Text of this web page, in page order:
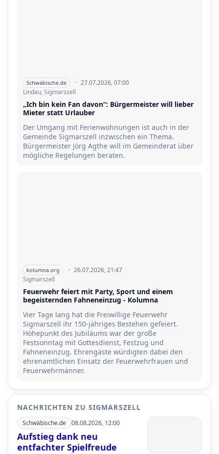
Schwäbische.de · 27.07.2026, 07:00
Lindau, Sigmarszell
„Ich bin kein Fan davon“: Bürgermeister will lieber
Mieter statt Urlauber
Der Umgang mit Ferienwohnungen ist auch in der
Gemeinde Sigmarszell inzwischen ein Thema.
Bürgermeister Jörg Agthe will im Gemeinderat über
mögliche Regelungen beraten.
kolumna.org · 26.07.2026, 21:47
Sigmarszell
Feuerwehr feiert mit Party, Sport und einem
begeisternden Fahneneinzug - Kolumna
Vier Tage lang hat die Freiwillige Feuerwehr
Sigmarszell ihr 150-jähriges Bestehen gefeiert.
Höhepunkt des Jubiläums war der große
Festsonntag mit Gottesdienst, Festzug und
Fahneneinzug. Ehrengäste würdigten dabei den
ehrenamtlichen Einsatz der Feuerwehrfrauen und
Feuerwehrmänner.
NACHRICHTEN ZU SIGMARSZELL
Schwäbische.de 08.08.2026, 12:00
Aufstieg dank neu
entfachter Spielfreude